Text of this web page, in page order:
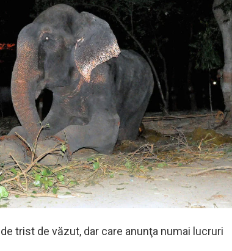
trist de văzut, dar care anunţa numai lucruri